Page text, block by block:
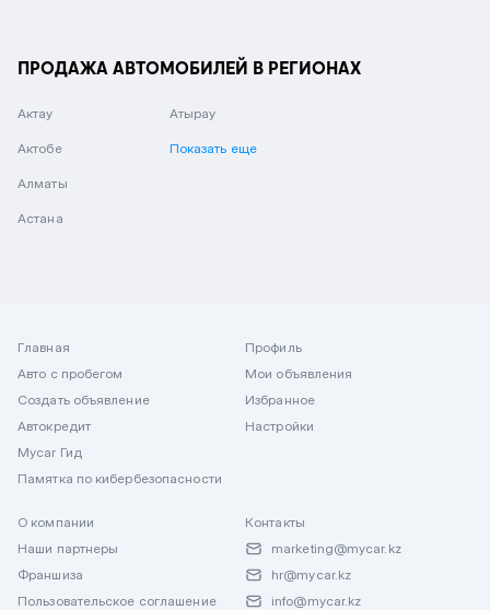
ПРОДАЖА АВТОМОБИЛЕЙ В РЕГИОНАХ
Актау
Актобе
Алматы
Астана
Атырау
Показать еще
Главная
Авто с пробегом
Создать объявление
Автокредит
Mycar Гид
Памятка по кибербезопасности
Профиль
Мои объявления
Избранное
Настройки
О компании
Наши партнеры
Франшиза
Пользовательское соглашение
Контакты
marketing@mycar.kz
hr@mycar.kz
info@mycar.kz